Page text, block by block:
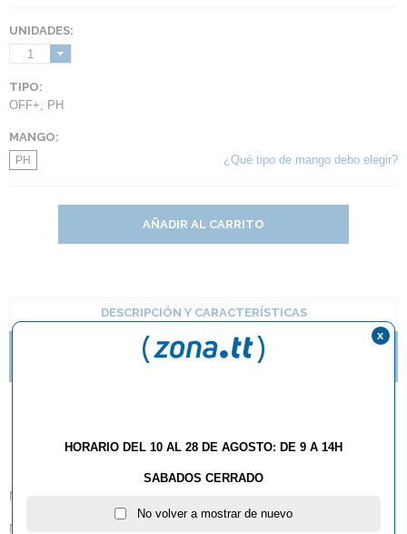
UNIDADES:
1
TIPO:
OFF+
PH
MANGO:
PH ¿Qué tipo de mango debo elegir?
AÑADIR AL CARRITO
DESCRIPCIÓN Y CARACTERÍSTICAS
¿QUÉ ESTILO DE MANGO DE RAQUETA DEBO
PH
Madera con mango chino
Nueva madera DHS de mango chino y de 7 capas con un excepcional
HORARIO DEL 10 AL 28 DE AGOSTO: DE 9 A 14H
SABADOS CERRADO
No volver a mostrar de nuevo
x